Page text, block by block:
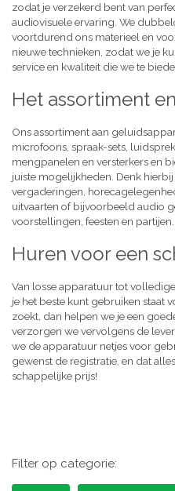
zodat je verzekerd bent van
audiovisuele ervaring. We
voortdurend ons materieel en
nieuwe technieken, zodat we je
service en kwaliteit die we te
Het assortiment
Ons assortiment aan
microfoons, spraak-sets,
mengpanelen en versterkers en
juiste mogelijkheden. Denk
vergaderingen,
uitvaarten of bijvoorbeeld audio
voorstellingen, feesten en partijen.
Huren voor een
Van losse apparatuur tot
je het beste kunt gebruiken staat
zoekt, dan helpen we je een
verzorgen we vervolgens de
we de apparatuur netjes voor
gewenst de registratie, en dat
schappelijke prijs!
Filter op categorie: